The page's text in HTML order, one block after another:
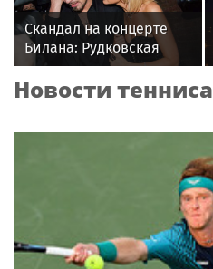
Скандал на концерте
Билана: Рудковская
прокомментировала и
в Сети "взорвались"
Новости тенниса